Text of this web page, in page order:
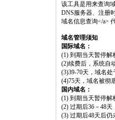
该工具是用来查询
DNS服务器、注册
域名信息查询</a>
域名管理须知
国际域名：
(1) 到期当天暂停解
(2)续费后，系统自
(3)39-70天，域名
(4)75天，域名被彻
国内域名：
(1) 到期当天暂停解
(2) 过期后36－48
(3) 过期后48天后